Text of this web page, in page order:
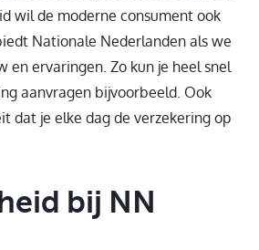
wil de moderne consument ook
Nationale Nederlanden als we
en ervaringen. Zo kun je heel snel
aanvragen bijvoorbeeld. Ook
dat je elke dag de verzekering op
bij NN